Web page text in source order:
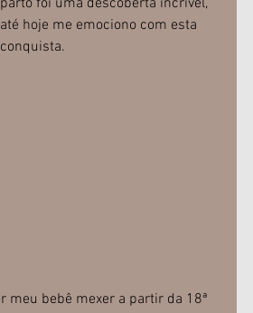
parto foi uma descoberta incrível,
até hoje me emociono com esta
conquista.
meu bebê mexer a partir da 18ª